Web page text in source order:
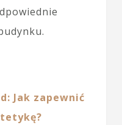
Jak zapewnić